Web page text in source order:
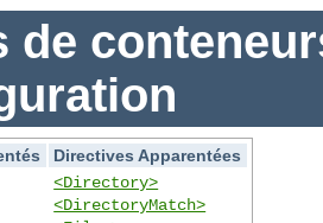
de
Directives Apparentées
<Directory>
<DirectoryMatch>